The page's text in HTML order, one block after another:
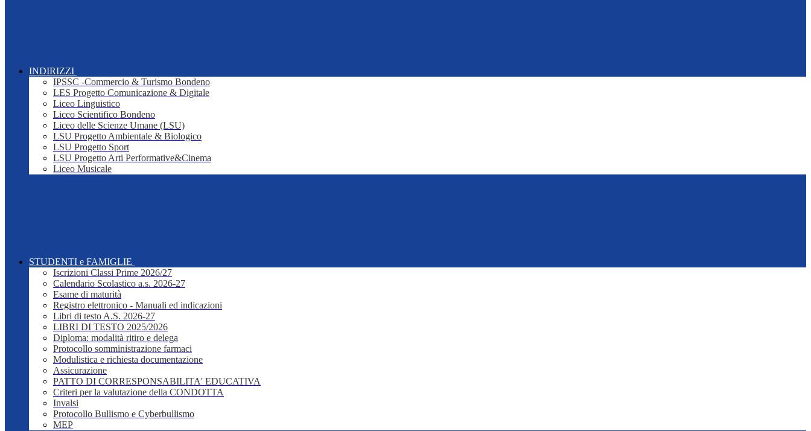
INDIRIZZI
IPSSC -Commercio & Turismo Bondeno
LES Progetto Comunicazione & Digitale
Liceo Linguistico
Liceo Scientifico Bondeno
Liceo delle Scienze Umane (LSU)
LSU Progetto Ambientale & Biologico
LSU Progetto Sport
LSU Progetto Arti Performative&Cinema
Liceo Musicale
STUDENTI e FAMIGLIE
Iscrizioni Classi Prime 2026/27
Calendario Scolastico a.s. 2026-27
Esame di maturità
Registro elettronico - Manuali ed indicazioni
Libri di testo A.S. 2026-27
LIBRI DI TESTO 2025/2026
Diploma: modalità ritiro e delega
Protocollo somministrazione farmaci
Modulistica e richiesta documentazione
Assicurazione
PATTO DI CORRESPONSABILITA' EDUCATIVA
Criteri per la valutazione della CONDOTTA
Invalsi
Protocollo Bullismo e Cyberbullismo
MEP